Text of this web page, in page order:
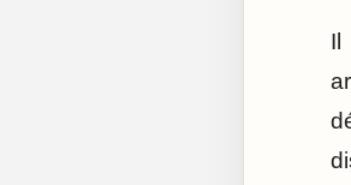
Il